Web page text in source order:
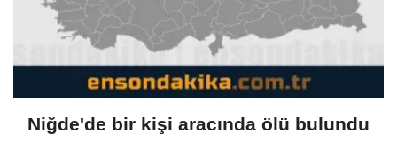
Niğde'de bir kişi aracında ölü bulundu